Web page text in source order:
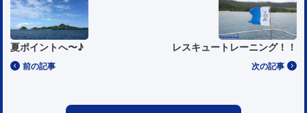
前の記事
夏ポイントへ〜♪
次の記事
レスキュートレーニング！！